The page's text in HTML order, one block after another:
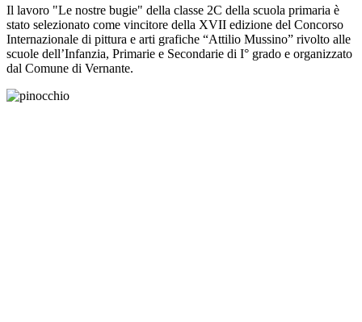
Il lavoro "Le nostre bugie" della classe 2C della scuola primaria è
stato selezionato come vincitore della XVII edizione del Concorso
Internazionale di pittura e arti grafiche “Attilio Mussino” rivolto alle
scuole dell’Infanzia, Primarie e Secondarie di I° grado e organizzato
dal Comune di Vernante.